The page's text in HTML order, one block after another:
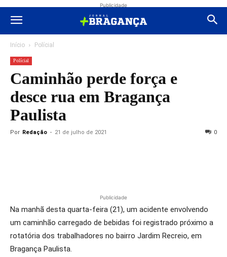
Publicidade
Início Polícial
Polícial
Caminhão perde força e
desce rua em Bragança
Paulista
Por Redação - 21 de julho de 2021 0
Publicidade
Na manhã desta quarta-feira (21), um acidente envolvendo
um caminhão carregado de bebidas foi registrado próximo a
rotatória dos trabalhadores no bairro Jardim Recreio, em
Bragança Paulista.